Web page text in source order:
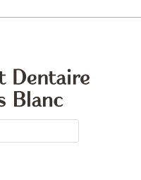
du Pays Blanc